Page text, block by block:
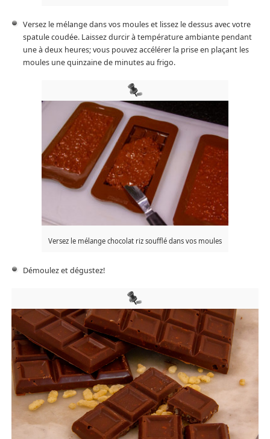
Versez le mélange dans vos moules et lissez le dessus avec votre
spatule coudée. Laissez durcir à température ambiante pendant
une à deux heures; vous pouvez accélérer la prise en plaçant les
moules une quinzaine de minutes au frigo.
Versez le mélange chocolat riz soufflé dans vos moules
Démoulez et dégustez!